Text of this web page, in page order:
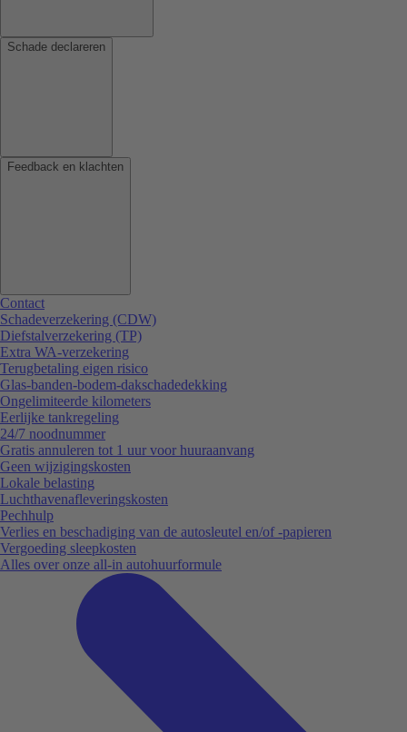
Schade declareren
Feedback en klachten
Contact
Schadeverzekering (CDW)
Diefstalverzekering (TP)
Extra WA-verzekering
Terugbetaling eigen risico
Glas-banden-bodem-dakschadedekking
Ongelimiteerde kilometers
Eerlijke tankregeling
24/7 noodnummer
Gratis annuleren tot 1 uur voor huuraanvang
Geen wijzigingskosten
Lokale belasting
Luchthavenafleveringskosten
Pechhulp
Verlies en beschadiging van de autosleutel en/of -papieren
Vergoeding sleepkosten
Alles over onze all-in autohuurformule